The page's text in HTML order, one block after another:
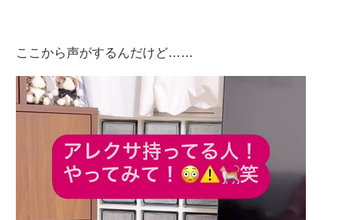
ここから声がするんだけど……